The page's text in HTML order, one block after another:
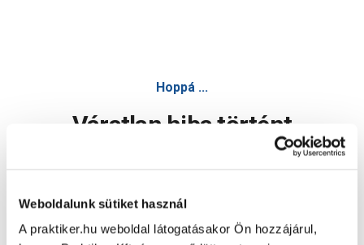
Weboldalunk sütiket használ
A praktiker.hu weboldal látogatásakor Ön hozzájárul,
Hoppá ...
Váratlan hiba történt
Oldal újratöltése